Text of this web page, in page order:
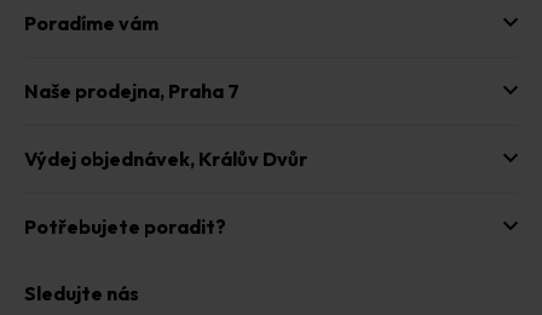
Poradíme vám
Naše prodejna, Praha 7
Výdej objednávek, Králův Dvůr
Potřebujete poradit?
Sledujte nás